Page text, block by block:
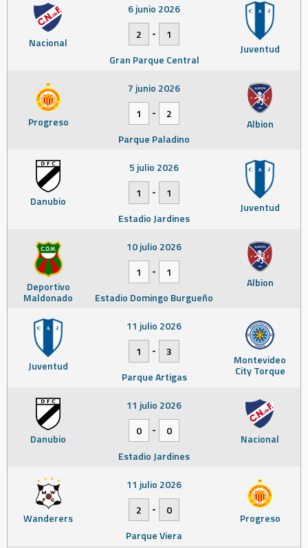
Nacional Juventud
6 junio 2026
2
-
1
Gran Parque Central
Progreso Albion
7 junio 2026
1
-
2
Parque Paladino
Danubio Juventud
5 julio 2026
1
-
1
Estadio Jardines
Deportivo
Maldonado
Albion
10 julio 2026
1
-
1
Estadio Domingo Burgueño
Juventud Montevideo
City Torque
11 julio 2026
1
-
3
Parque Artigas
Danubio Nacional
11 julio 2026
0
-
0
Estadio Jardines
Wanderers Progreso
11 julio 2026
2
-
0
Parque Viera